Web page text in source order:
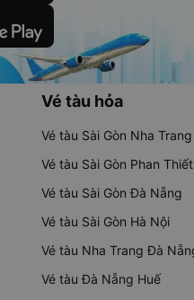
Vé tàu hỏa
Vé tàu Sài Gòn Nha Trang
Vé tàu Sài Gòn Phan Thiết
Vé tàu Sài Gòn Đà Nẵng
Vé tàu Sài Gòn Hà Nội
Vé tàu Nha Trang Đà
Vé tàu Đà Nẵng Huế